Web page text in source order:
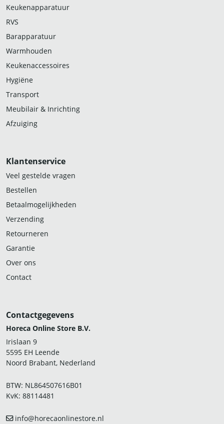
Keukenapparatuur
RVS
Barapparatuur
Warmhouden
Keukenaccessoires
Hygiëne
Transport
Meubilair & Inrichting
Afzuiging
Klantenservice
Veel gestelde vragen
Bestellen
Betaalmogelijkheden
Verzending
Retourneren
Garantie
Over ons
Contact
Contactgegevens
Horeca Online Store B.V.
Irislaan 9
5595 EH Leende
Noord Brabant, Nederland
BTW: NL864507616B01
KvK: 88114481
info@horecaonlinestore.nl